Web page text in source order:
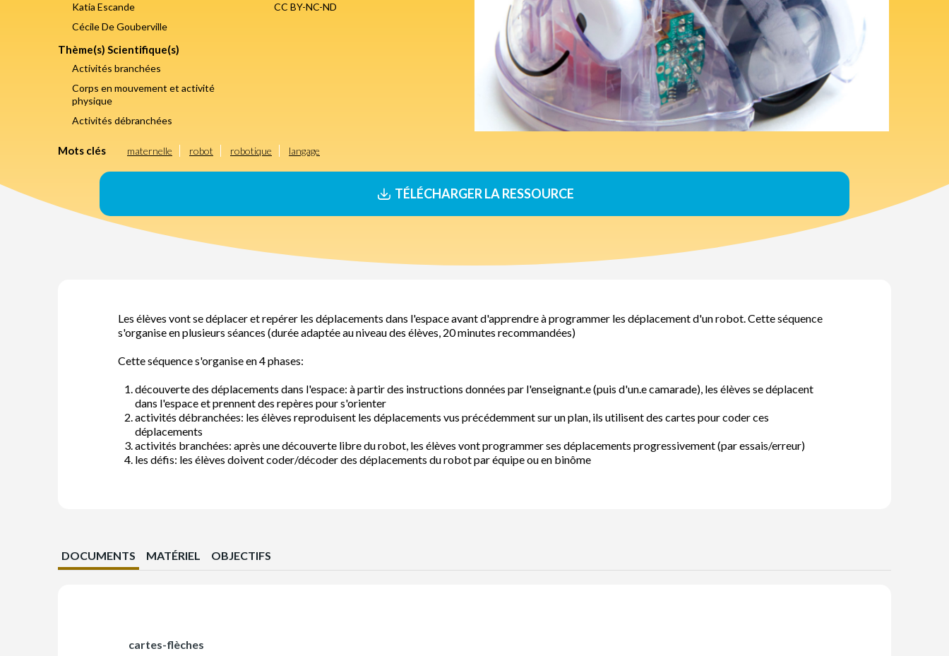
Katia Escande
Cécile De Gouberville
Thème(s) Scientifique(s)
Activités branchées
Corps en mouvement et activité
physique
Activités débranchées
CC BY-NC-ND
Mots clés maternelle robot robotique langage
TÉLÉCHARGER LA RESSOURCE
Les élèves vont se déplacer et repérer les déplacements dans l'espace avant d'apprendre à programmer les déplacement d'un robot. Cette séquence
s'organise en plusieurs séances (durée adaptée au niveau des élèves, 20 minutes recommandées)
Cette séquence s'organise en 4 phases:
découverte des déplacements dans l'espace: à partir des instructions données par l'enseignant.e (puis d'un.e camarade), les élèves se déplacent
dans l'espace et prennent des repères pour s'orienter
activités débranchées: les élèves reproduisent les déplacements vus précédemment sur un plan, ils utilisent des cartes pour coder ces
déplacements
activités branchées: après une découverte libre du robot, les élèves vont programmer ses déplacements progressivement (par essais/erreur)
les défis: les élèves doivent coder/décoder des déplacements du robot par équipe ou en binôme
DOCUMENTS MATÉRIEL OBJECTIFS
cartes-flèches